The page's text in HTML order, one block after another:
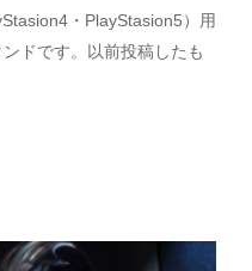
・PlayStasion5）用
ドです。以前投稿したも